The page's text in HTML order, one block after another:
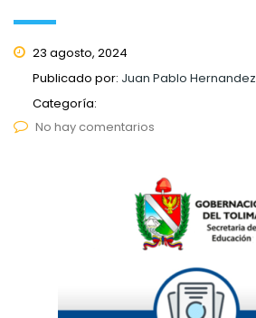
23 agosto, 2024
Publicado por: Juan Pablo Hernandez
Categoría:
No hay comentarios